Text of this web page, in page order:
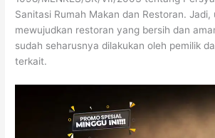
Sanitasi Rumah Makan dan Restoran.
mewujudkan restoran yang bersih dan
sudah seharusnya dilakukan oleh pemilik
terkait.